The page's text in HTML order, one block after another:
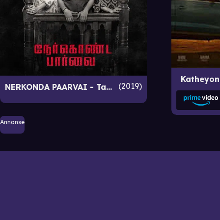
NERKONDA PAARVAI - Tamil film - Engelsk tekst 2019
Annonse